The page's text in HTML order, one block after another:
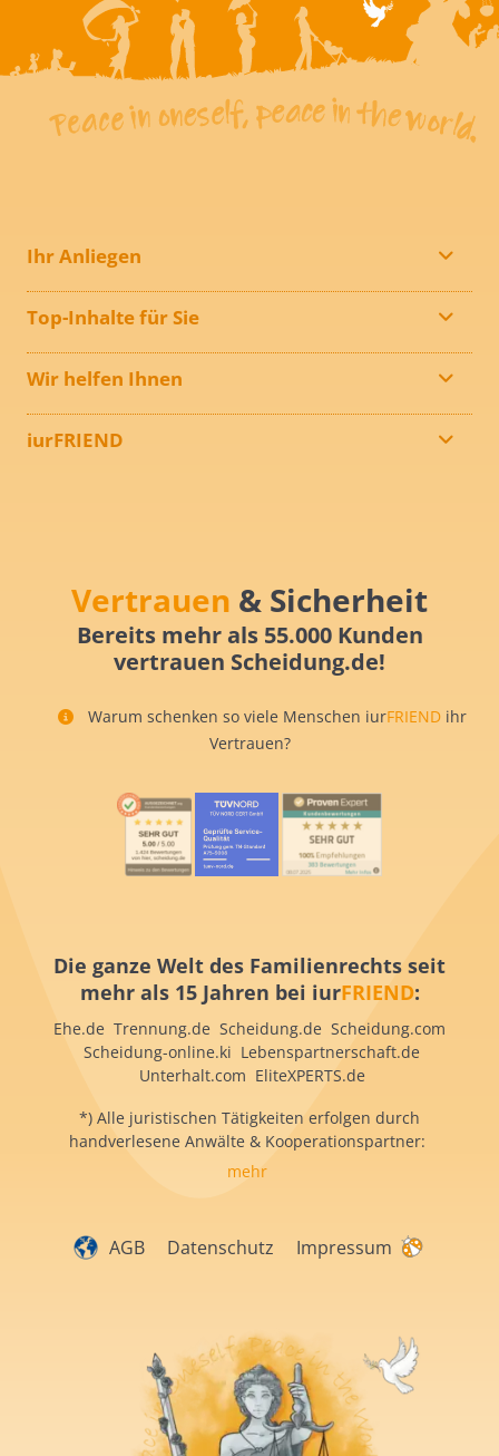
Ihr Anliegen
Top-Inhalte für Sie
Wir helfen Ihnen
iurFRIEND
Vertrauen & Sicherheit
Bereits mehr als 55.000 Kunden
vertrauen Scheidung.de!
Warum schenken so viele Menschen iurFRIEND ihr
Vertrauen?
Die ganze Welt des Familienrechts seit
mehr als 15 Jahren bei iurFRIEND:
Ehe.de Trennung.de Scheidung.de Scheidung.com
Scheidung-online.ki Lebenspartnerschaft.de
Unterhalt.com EliteXPERTS.de
*) Alle juristischen Tätigkeiten erfolgen durch
handverlesene Anwälte & Kooperationspartner:
mehr
AGB Datenschutz Impressum